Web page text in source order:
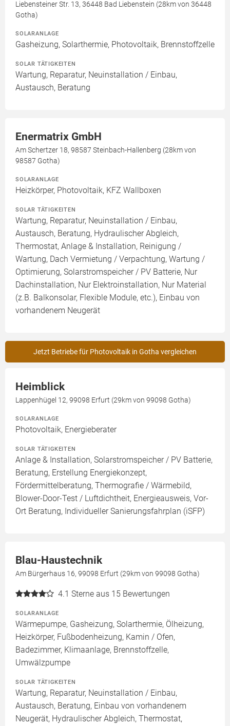
Liebensteiner Str. 13, 36448 Bad Liebenstein (28km von 36448
Gotha)
SOLARANLAGE
Gasheizung, Solarthermie, Photovoltaik, Brennstoffzelle
SOLAR TÄTIGKEITEN
Wartung, Reparatur, Neuinstallation / Einbau,
Austausch, Beratung
Enermatrix GmbH
Am Schertzer 18, 98587 Steinbach-Hallenberg (28km von
98587 Gotha)
SOLARANLAGE
Heizkörper, Photovoltaik, KFZ Wallboxen
SOLAR TÄTIGKEITEN
Wartung, Reparatur, Neuinstallation / Einbau,
Austausch, Beratung, Hydraulischer Abgleich,
Thermostat, Anlage & Installation, Reinigung /
Wartung, Dach Vermietung / Verpachtung, Wartung /
Optimierung, Solarstromspeicher / PV Batterie, Nur
Dachinstallation, Nur Elektroinstallation, Nur Material
(z.B. Balkonsolar, Flexible Module, etc.), Einbau von
vorhandenem Neugerät
Jetzt Betriebe für Photovoltaik in Gotha vergleichen
Heimblick
Lappenhügel 12, 99098 Erfurt (29km von 99098 Gotha)
SOLARANLAGE
Photovoltaik, Energieberater
SOLAR TÄTIGKEITEN
Anlage & Installation, Solarstromspeicher / PV Batterie,
Beratung, Erstellung Energiekonzept,
Fördermittelberatung, Thermografie / Wärmebild,
Blower-Door-Test / Luftdichtheit, Energieausweis, Vor-
Ort Beratung, Individueller Sanierungsfahrplan (iSFP)
Blau-Haustechnik
Am Bürgerhaus 16, 99098 Erfurt (29km von 99098 Gotha)
4.1 Sterne aus 15 Bewertungen
SOLARANLAGE
Wärmepumpe, Gasheizung, Solarthermie, Ölheizung,
Heizkörper, Fußbodenheizung, Kamin / Ofen,
Badezimmer, Klimaanlage, Brennstoffzelle,
Umwälzpumpe
SOLAR TÄTIGKEITEN
Wartung, Reparatur, Neuinstallation / Einbau,
Austausch, Beratung, Einbau von vorhandenem
Neugerät, Hydraulischer Abgleich, Thermostat,